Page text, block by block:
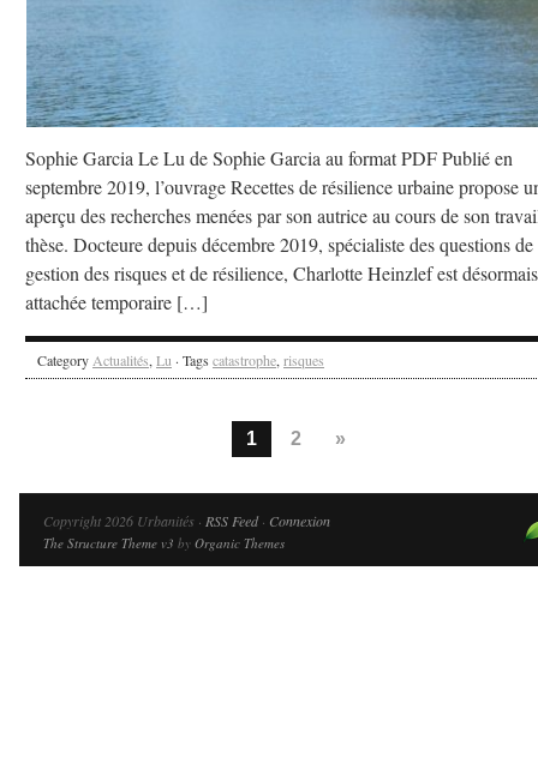
Sophie Garcia Le Lu de Sophie Garcia au format PDF Publié en
septembre 2019, l’ouvrage Recettes de résilience urbaine propose
aperçu des recherches menées par son autrice au cours de son
thèse. Docteure depuis décembre 2019, spécialiste des questions de
gestion des risques et de résilience, Charlotte Heinzlef est désormais
attachée temporaire […]
Category Actualités, Lu · Tags catastrophe, risques
1 2 »
Copyright 2026 Urbanités · RSS Feed· Connexion
The Structure Theme v3 by Organic Themes